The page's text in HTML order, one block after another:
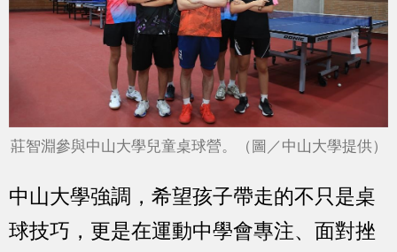
莊智淵參與中山大學兒童桌球營。（圖／中山大學提供）
中山大學強調，希望孩子帶走的不只是桌
球技巧，更是在運動中學會專注、面對挫